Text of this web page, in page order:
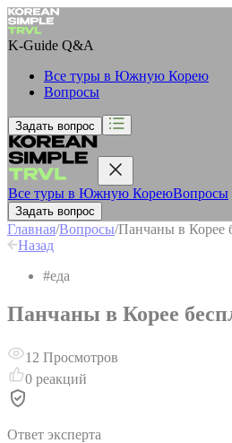
K-Guide Q&A
Все туры в Южную Корею
Вопросы
Задать вопрос
Все туры в Южную КореюВопросы
Задать вопрос
Главная/Вопросы/Панчаны в Корее
Назад
#еда
Панчаны в Корее
12 Просмотров
0 реакций
Ответ эксперта